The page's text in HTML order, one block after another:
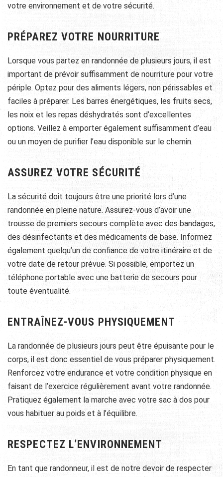
votre environnement et de votre sécurité.
PRÉPAREZ VOTRE NOURRITURE
Lorsque vous partez en randonnée de plusieurs jours, il est
important de prévoir suffisamment de nourriture pour votre
périple. Optez pour des aliments légers, non périssables et
faciles à préparer. Les barres énergétiques, les fruits secs,
les noix et les repas déshydratés sont d’excellentes
options. Veillez à emporter également suffisamment d’eau
ou un moyen de purifier l’eau disponible sur le chemin.
ASSUREZ VOTRE SÉCURITÉ
La sécurité doit toujours être une priorité lors d’une
randonnée en pleine nature. Assurez-vous d’avoir une
trousse de premiers secours complète avec des bandages,
des désinfectants et des médicaments de base. Informez
également quelqu’un de confiance de votre itinéraire et de
votre date de retour prévue. Si possible, emportez un
téléphone portable avec une batterie de secours pour
toute éventualité.
ENTRAÎNEZ-VOUS PHYSIQUEMENT
La randonnée de plusieurs jours peut être épuisante pour le
corps, il est donc essentiel de vous préparer physiquement.
Renforcez votre endurance et votre condition physique en
faisant de l’exercice régulièrement avant votre randonnée.
Pratiquez également la marche avec votre sac à dos pour
vous habituer au poids et à l’équilibre.
RESPECTEZ L’ENVIRONNEMENT
En tant que randonneur, il est de notre devoir de respecter